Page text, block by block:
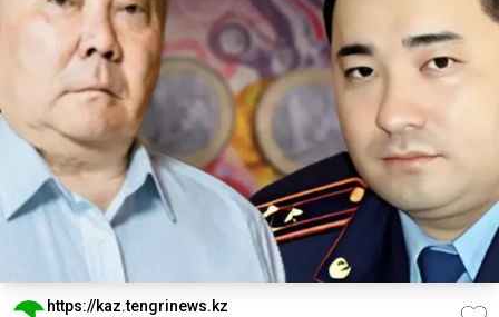
https://kaz.tengrinews.kz